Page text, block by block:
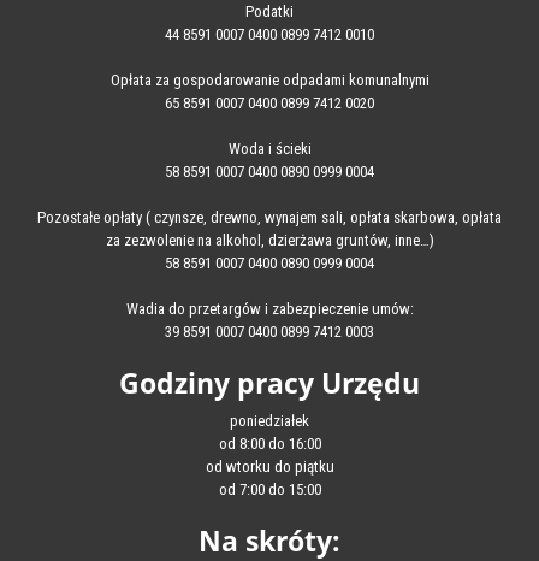
Podatki
44 8591 0007 0400 0899 7412 0010
Opłata za gospodarowanie odpadami komunalnymi
65 8591 0007 0400 0899 7412 0020
Woda i ścieki
58 8591 0007 0400 0890 0999 0004
Pozostałe opłaty ( czynsze, drewno, wynajem sali, opłata skarbowa, opłata
za zezwolenie na alkohol, dzierżawa gruntów, inne…)
58 8591 0007 0400 0890 0999 0004
Wadia do przetargów i zabezpieczenie umów:
39 8591 0007 0400 0899 7412 0003
Godziny pracy Urzędu
poniedziałek
od 8:00 do 16:00
od wtorku do piątku
od 7:00 do 15:00
Na skróty: